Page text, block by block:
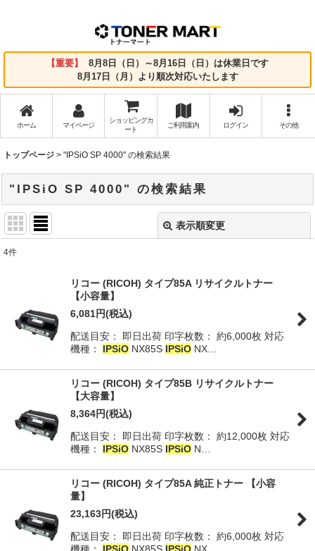
【重要】
8月8日（日）～8月16日（日）は休業日です
8月17日（月）より順次対応いたします
ホーム マイページ
ショッピングカ
ート
ご利用案内 ログイン その他
トップページ > "IPSiO SP 4000" の検索結果
"IPSiO SP 4000" の検索結果
表示順変更
並び順:
4件
リコー (RICOH) タイプ85A リサイクルトナー
【小容量】
6,081円(税込)
配送目安： 即日出荷 印字枚数： 約6,000枚 対応
機種： IPSiO NX85S IPSiO NX…
リコー (RICOH) タイプ85B リサイクルトナー
【大容量】
8,364円(税込)
配送目安： 即日出荷 印字枚数： 約12,000枚 対応
機種： IPSiO NX85S IPSiO N…
リコー (RICOH) タイプ85A 純正トナー 【小容
量】
23,163円(税込)
配送目安： 即日出荷 印字枚数： 約6,000枚 対応